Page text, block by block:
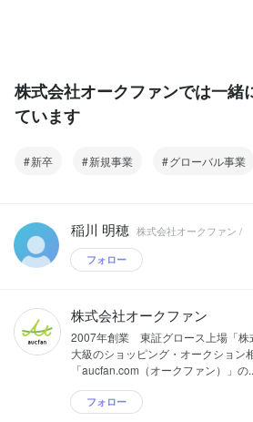
株式会社オークファンでは一緒
ています
新卒 新規事業 グローバル事業
稲川 明穂 株式会社オークファン /
フォロー
株式会社オークファン
2007年創業 東証グロース上場「株
大級のショッピング・オークション
「aucfan.com（オークファン）」の
フォロー